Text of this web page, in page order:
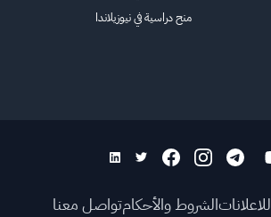
منح دراسية في نيوزيلاندا
للاعلاناتالشروط والأحكامتواصل معنا